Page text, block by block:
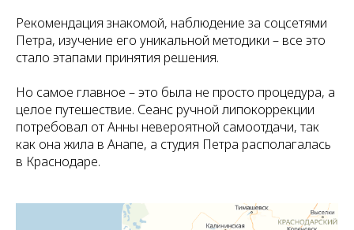
Рекомендация знакомой, наблюдение за соцсетями
Петра, изучение его уникальной методики – все это
стало этапами принятия решения.
Но самое главное – это была не просто процедура, а
целое путешествие. Сеанс ручной липокоррекции
потребовал от Анны невероятной самоотдачи, так
как она жила в Анапе, а студия Петра располагалась
в Краснодаре.